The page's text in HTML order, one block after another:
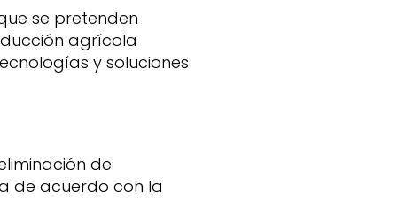
se pretenden
agrícola
y soluciones
de
de acuerdo con la